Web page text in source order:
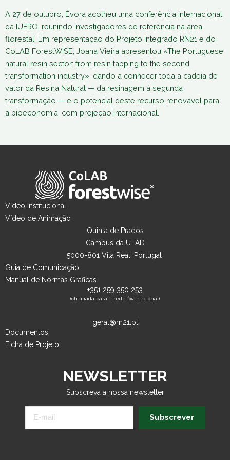
A 27 de outubro, Évora acolheu uma conferência internacional
da IUFRO, reunindo investigadores de referência na área
florestal. Em representação do Projeto Integrado RN21 e do
CoLAB ForestWISE, Joana Vieira apresentou «The Portuguese
natural resin sector: from resin tapping to the second
transformation industry», dando a conhecer toda a cadeia de
valor da Resina Natural — da resinagem à segunda
transformação — e o potencial deste recurso renovável para
a bioeconomia, com projeção internacional.
Vídeo Institucional
Vídeo de Animação
Quinta de Prados
Campus da UTAD
5000-801 Vila Real, Portugal
Guia de Comunicação
Manual de Normas Gráficas
+351 259 350 253
(chamada para a rede fixa nacional)
geral@rn21.pt
Documentos
Ficha de Projeto
NEWSLETTER
Subscreva a nossa newsletter
Subscrever